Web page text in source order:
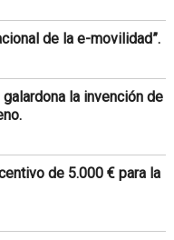
de la e-movilidad”.
la invención de
de 5.000 € para la